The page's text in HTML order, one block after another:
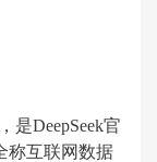
是DeepSeek官
称互联网数据